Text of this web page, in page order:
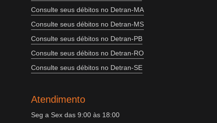
Consulte seus débitos no Detran-MA
Consulte seus débitos no Detran-MS
Consulte seus débitos no Detran-PB
Consulte seus débitos no Detran-RO
Consulte seus débitos no Detran-SE
Atendimento
Seg a Sex das 9:00 às 18:00